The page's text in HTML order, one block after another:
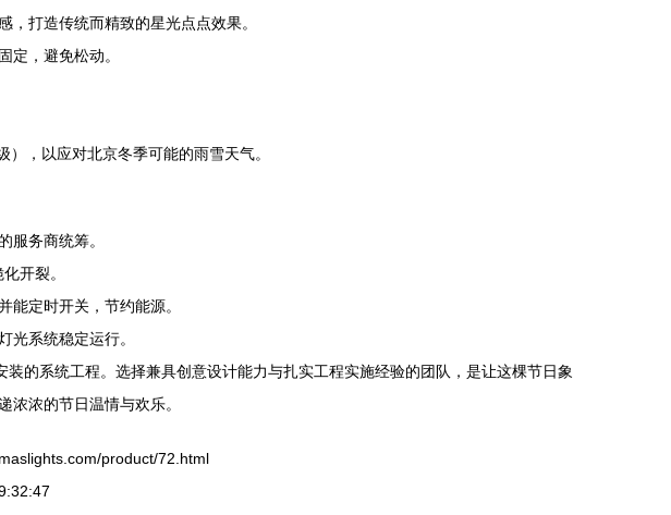
打造传统而精致的星光点点效果。
定，避免松动。
，以应对北京冬季可能的雨雪天气。
服务商统筹。
开裂。
定时开关，节约能源。
光系统稳定运行。
的系统工程。选择兼具创意设计能力与扎实工程实施经验的团队，是让这棵节日象
浓的节日温情与欢乐。
product/72.html